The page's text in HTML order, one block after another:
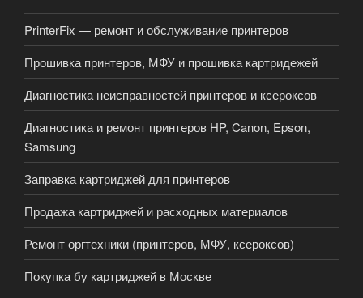
PrinterFix — ремонт и обслуживание принтеров
Прошивка принтеров, МФУ и прошивка картридежей
Диагностика неисправностей принтеров и ксероксов
Диагностика и ремонт принтеров HP, Canon, Epson,
Samsung
Заправка картриджей для принтеров
Продажа картриджей и расходных материалов
Ремонт оргтехники (принтеров, МФУ, ксероксов)
Покупка бу картриджей в Москве